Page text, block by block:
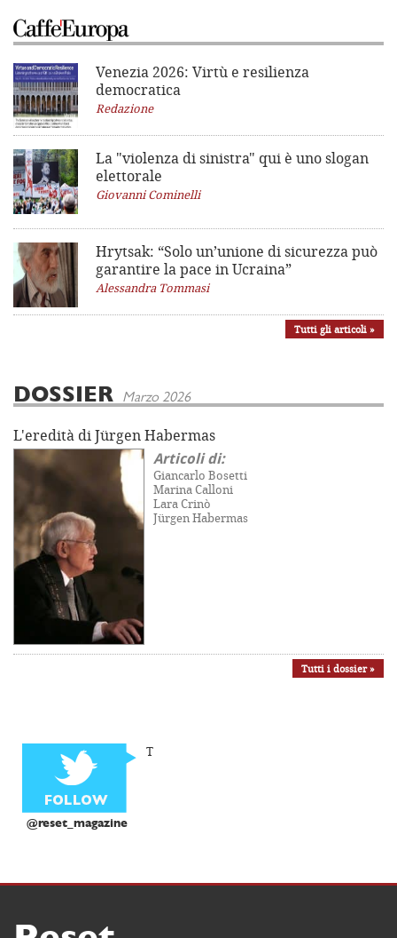
Venezia 2026: Virtù e resilienza
democratica
Redazione
La "violenza di sinistra" qui è uno slogan
elettorale
Giovanni Cominelli
Hrytsak: “Solo un’unione di sicurezza può
garantire la pace in Ucraina”
Alessandra Tommasi
Tutti gli articoli »
DOSSIER Marzo 2026
L'eredità di Jürgen Habermas
Articoli di:
Giancarlo Bosetti
Marina Calloni
Lara Crinò
Jürgen Habermas
Tutti i dossier »
@reset_magazine
T